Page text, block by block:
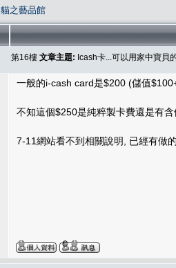
貓之藝品館
第16樓 文章主題: Icash卡...可以用家中寶貝
一般的i-cash card是$200 (儲值
不知這個$250是純粹製卡費還是有
7-11網站看不到相關說明, 已經有做